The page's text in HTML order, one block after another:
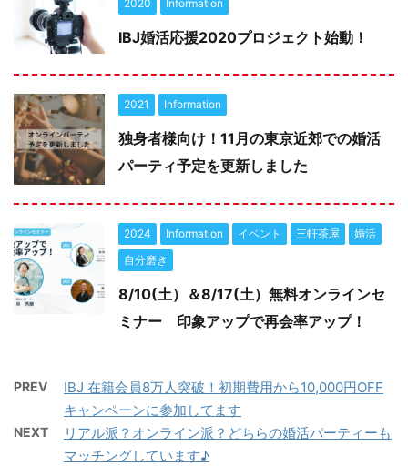
2020 Information
IBJ婚活応援2020プロジェクト始動！
2021 Information
独身者様向け！11月の東京近郊での婚活
パーティ予定を更新しました
2024 Information イベント 三軒茶屋
婚活
自分磨き
8/10(土）＆8/17(土）無料オンラインセ
ミナー 印象アップで再会率アップ！
PREV
IBJ 在籍会員8万人突破！初期費用から10,000円OFF
キャンペーンに参加してます
NEXT
リアル派？オンライン派？どちらの婚活パーティーも
マッチングしています♪